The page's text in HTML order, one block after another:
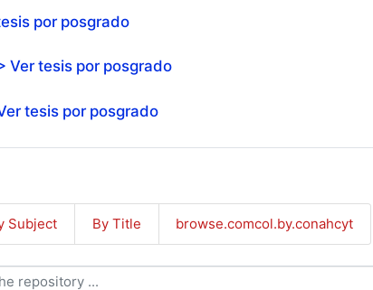
por posgrado
Ver tesis por posgrado
tesis por posgrado
Subject By Title browse.comcol.by.conahcyt